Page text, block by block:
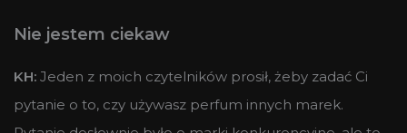
Nie jestem ciekaw
KH: Jeden z moich czytelników prosił, żeby zadać Ci
pytanie o to, czy używasz perfum innych marek.